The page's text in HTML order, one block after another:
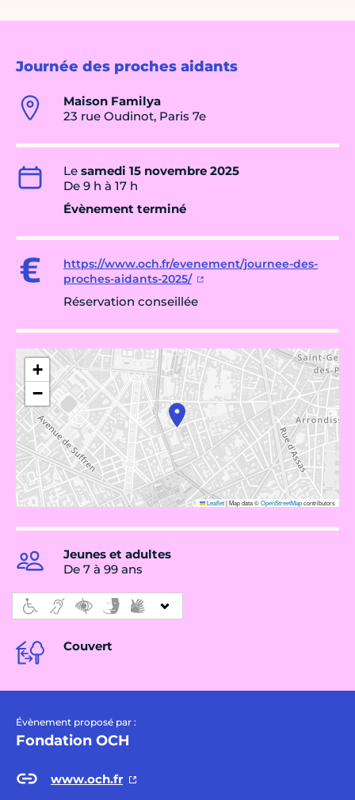
Journée des proches aidants
Maison Familya
23 rue Oudinot, Paris 7e
Le samedi 15 novembre 2025
De 9 h à 17 h
Évènement terminé
https://www.och.fr/evenement/journee-des-
proches-aidants-2025/
Réservation conseillée
+
−
Leaflet|Map data ©OpenStreetMapcontributors
Jeunes et adultes
De 7 à 99 ans
Couvert
Évènement proposé par :
Fondation OCH
www.och.fr